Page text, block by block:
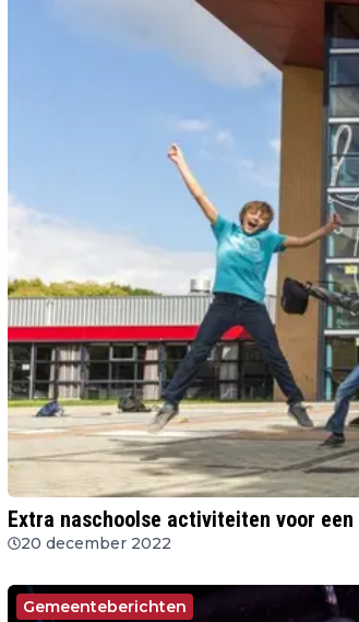
Extra naschoolse activiteiten voor
20 december 2022
Gemeenteberichten